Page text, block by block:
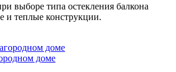
выборе типа остекления балкона
и теплые конструкции.
доме